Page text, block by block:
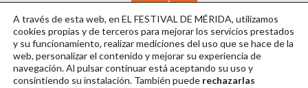
SUSCRÍBETE
AL BOLETÍN
A través de esta web, en EL FESTIVAL DE MÉRIDA, utilizamos
cookies propias y de terceros para mejorar los servicios prestados
y su funcionamiento, realizar mediciones del uso que se hace de la
web, personalizar el contenido y mejorar su experiencia de
navegación. Al pulsar continuarestá aceptando su uso y
consintiendo su instalación. También puede rechazarlas